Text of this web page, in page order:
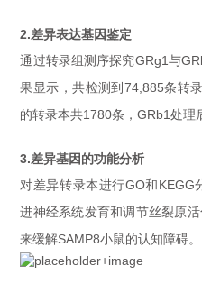
2.差异表达基因鉴定
通过转录组测序探究GRg1与
果显示，共检测到74,885条转
的转录本共1780条，GRb1处理
3.差异基因的功能分析
对差异转录本进行GO和KEGG
进神经系统发育和调节丝裂原
来缓解SAMP8小鼠的认知障碍。